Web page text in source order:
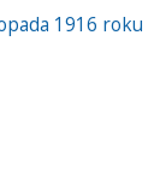
1916 roku